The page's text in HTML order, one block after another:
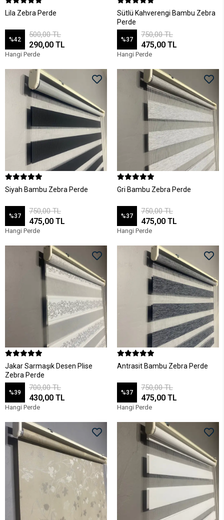
Lila Zebra Perde
%42
500,00 TL
290,00 TL
Hangi Perde
Sütlü Kahverengi Bambu Zebra
Perde
%37
750,00 TL
475,00 TL
Hangi Perde
Siyah Bambu Zebra Perde
%37
750,00 TL
475,00 TL
Hangi Perde
Gri Bambu Zebra Perde
%37
750,00 TL
475,00 TL
Hangi Perde
Jakar Sarmaşık Desen Plise
Zebra Perde
%39
700,00 TL
430,00 TL
Hangi Perde
Antrasit Bambu Zebra Perde
%37
750,00 TL
475,00 TL
Hangi Perde